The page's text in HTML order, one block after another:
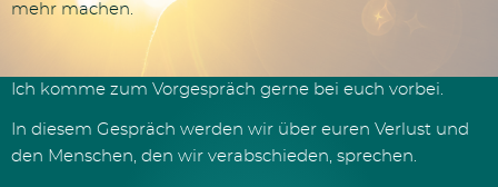
mehr machen.
Ich komme zum Vorgespräch gerne bei euch vorbei.
In diesem Gespräch werden wir über euren Verlust und
den Menschen, den wir verabschieden, sprechen.